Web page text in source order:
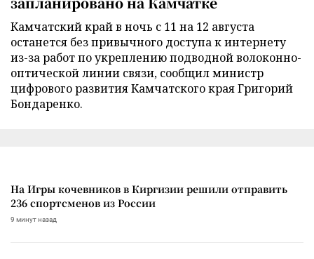
Камчатский край в ночь с 11 на 12 августа
останется без привычного доступа к интернету
из-за работ по укреплению подводной волоконно-
оптической линии связи, сообщил министр
цифрового развития Камчатского края Григорий
Бондаренко.
На Игры кочевников в Киргизии решили отправить
236 спортсменов из России
9 минут назад